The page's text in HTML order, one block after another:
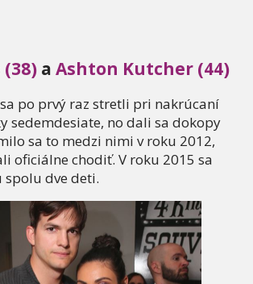
a Ashton Kutcher (44)
po prvý raz stretli pri nakrúcaní
sedemdesiate, no dali sa dokopy
sa to medzi nimi v roku 2012,
oficiálne chodiť. V roku 2015 sa
dve deti.